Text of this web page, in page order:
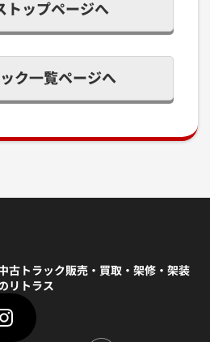
トップページへ
ク一覧ページへ
古トラック販売・買取・架修・架装
リトラス